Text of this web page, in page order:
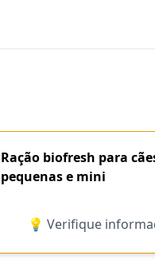
Ração biofresh para
pequenas e mini
💡 Verifique